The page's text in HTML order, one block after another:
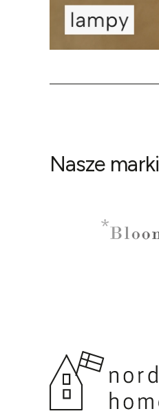
Nasze marki